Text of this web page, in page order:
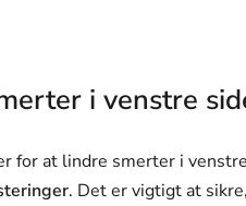
i venstre
for at lindre smerter i
. Det er vigtigt at